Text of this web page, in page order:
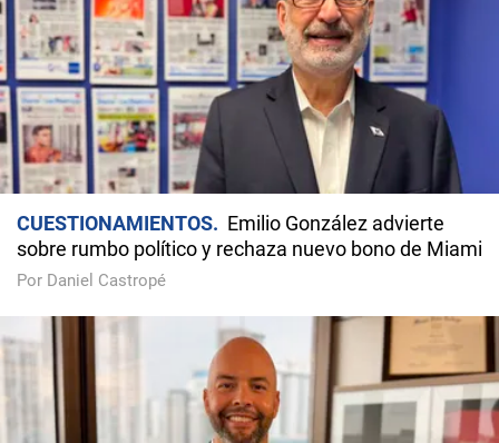
CUESTIONAMIENTOS
Emilio González advierte
sobre rumbo político y rechaza nuevo bono de Miami
Por Daniel Castropé